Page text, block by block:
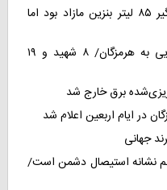
نماینده مجلس: استاندار هرمزگان پیگیر ۸۵ لیتر بنزین مازاد بود اما
ادامه حملات نیروهای متجاوز آمریکایی به هرمزگان/ ۸ شهید و ۱۹
برق خارج شد
در ایام اربعین اعلام شد
جهانی
نشانه استیصال دشمن است/